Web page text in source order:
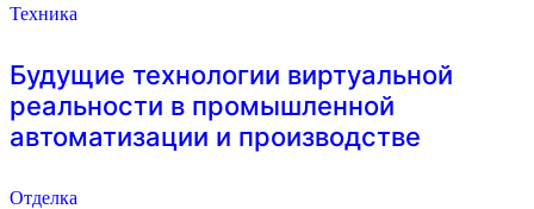
Техника
Будущие технологии виртуальной
реальности в промышленной
автоматизации и производстве
Отделка